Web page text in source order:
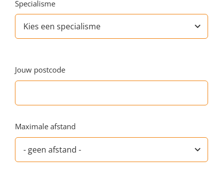
Specialisme
Jouw postcode
Maximale afstand